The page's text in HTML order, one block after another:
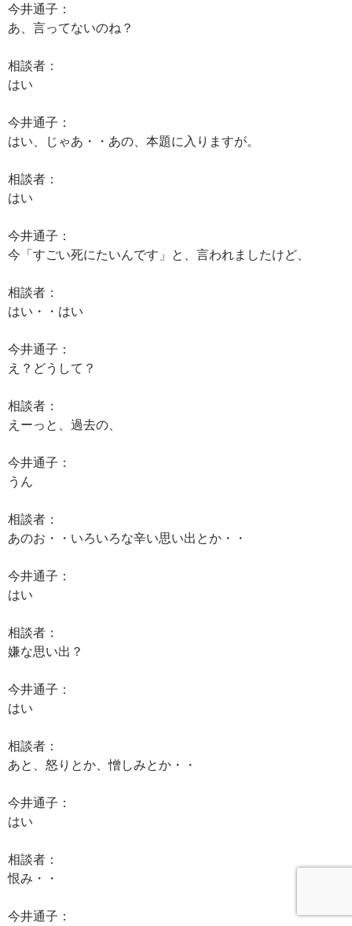
今井通子：
あ、言ってないのね？
相談者：
はい
今井通子：
はい、じゃあ・・あの、本題に入りますが。
相談者：
はい
今井通子：
今「すごい死にたいんです」と、言われましたけど、
相談者：
はい・・はい
今井通子：
え？どうして？
相談者：
えーっと、過去の、
今井通子：
うん
相談者：
あのお・・いろいろな辛い思い出とか・・
今井通子：
はい
相談者：
嫌な思い出？
今井通子：
はい
相談者：
あと、怒りとか、憎しみとか・・
今井通子：
はい
相談者：
恨み・・
今井通子：